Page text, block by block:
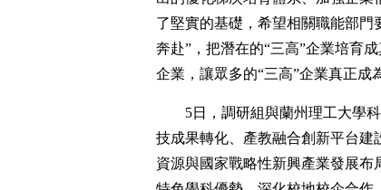
了堅實的基礎，希望相關職能部門
奔赴”，把潛在的“三高”企業培育
企業，讓眾多的“三高”企業真正成
5日，調研組與蘭州理工大學
技成果轉化、產教融合創新平台
資源與國家戰略性新興產業發展